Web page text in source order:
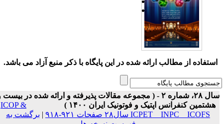
استفاده از مطالب ارائه شده در این پایگاه با ذکر منبع آزاد می باشد.
سال ۲۸، شماره ۲ - ( مجموعه مقالات پذیرفته و ارائه شده در بیست و
هشتمین کنفرانس اپتیک و فوتونیک ایران ۱۴۰۰ )
ICOP &
ICPET _ INPC _ ICOFS سال۲۸ صفحات ۹۲۱-۹۱۸
|برگشت به